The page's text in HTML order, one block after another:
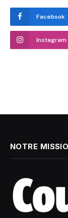
Facebook
Instagram
NOTRE